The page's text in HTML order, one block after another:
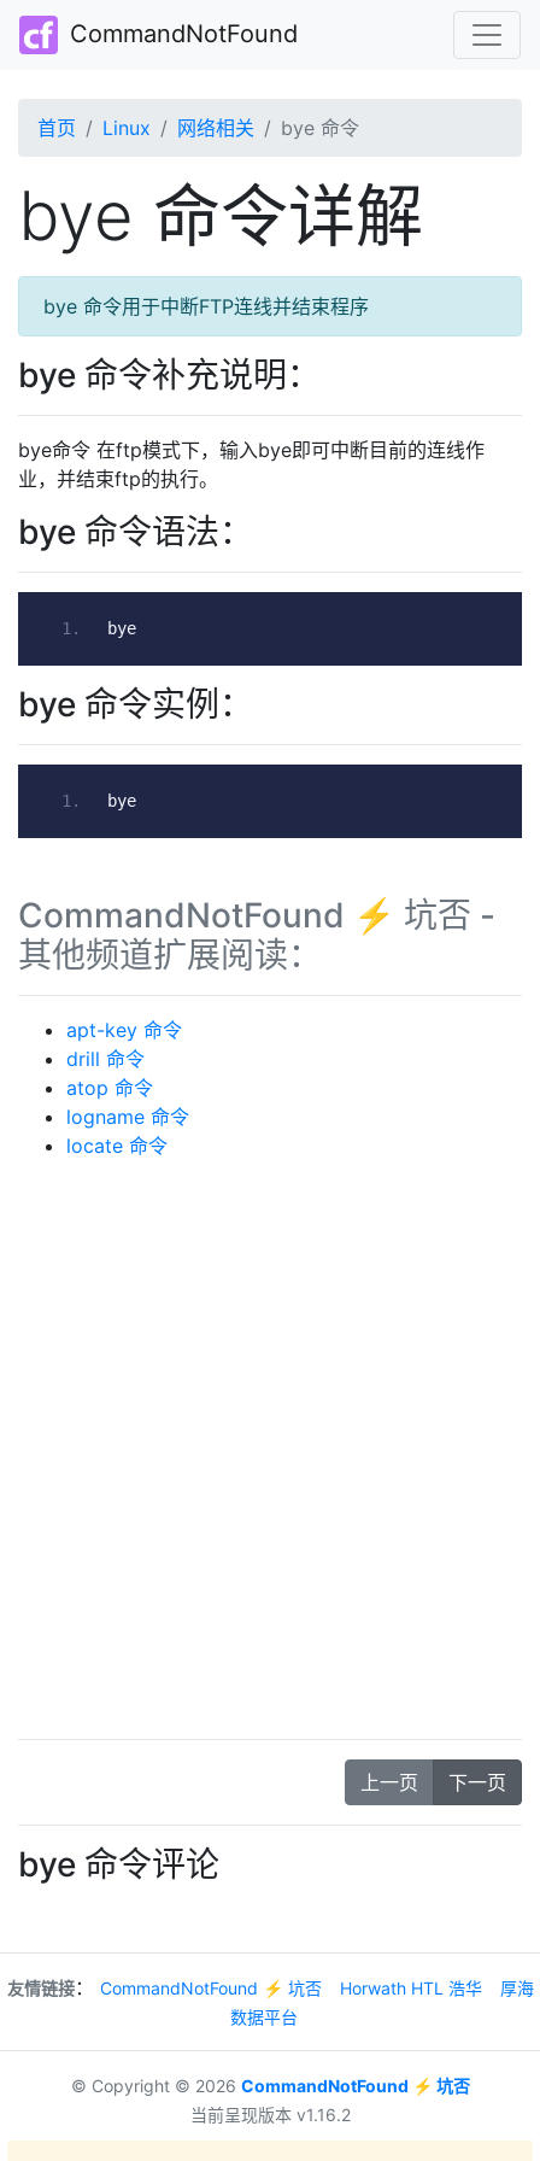
CommandNotFound
首页 Linux 网络相关 bye 命令
bye 命令详解
bye 命令用于中断FTP连线并结束程序
bye 命令补充说明：
bye命令 在ftp模式下，输入bye即可中断目前的连线作
业，并结束ftp的执行。
bye 命令语法：
bye
bye 命令实例：
bye
CommandNotFound ⚡️ 坑否 -
其他频道扩展阅读：
apt-key 命令
drill 命令
atop 命令
logname 命令
locate 命令
上一页 下一页
bye 命令评论
友情链接： CommandNotFound ⚡️ 坑否 Horwath HTL 浩华
厚海
数据平台
© Copyright © 2026 CommandNotFound ⚡️ 坑否
当前呈现版本 v1.16.2